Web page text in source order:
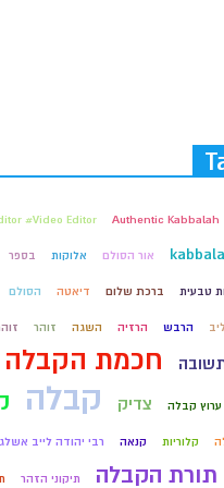
Authentic Kabbalah
#Video Editor
אור הסולם אלוקות בספר
טבעית ברכת שלום דיאטה הסולם
הרבש הרזיה השגה זוהר
חכמת הקבלה
ערוץ קבלה צדיק קבלה
קלוריות קנאה רבי יהודה לייב אשלג
תורת הקבלה תיקוני הזהר